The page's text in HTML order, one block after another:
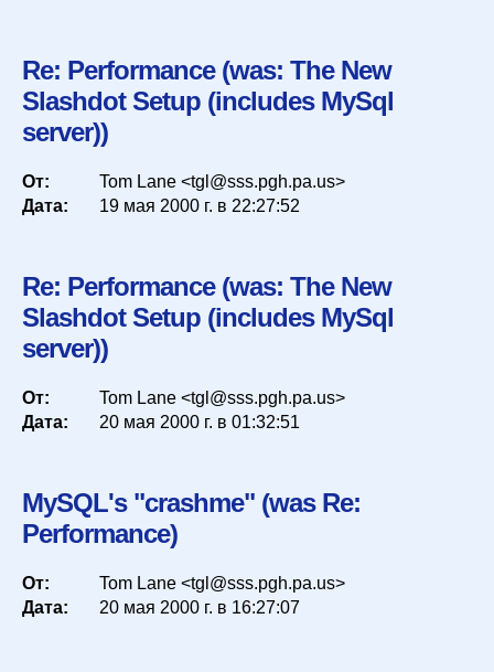
Re: Performance (was: The New
Slashdot Setup (includes MySql
server))
От:
Tom Lane <tgl@sss.pgh.pa.us>
Дата:
19 мая 2000 г. в 22:27:52
Re: Performance (was: The New
Slashdot Setup (includes MySql
server))
От:
Tom Lane <tgl@sss.pgh.pa.us>
Дата:
20 мая 2000 г. в 01:32:51
MySQL's "crashme" (was Re:
Performance)
От:
Tom Lane <tgl@sss.pgh.pa.us>
Дата:
20 мая 2000 г. в 16:27:07